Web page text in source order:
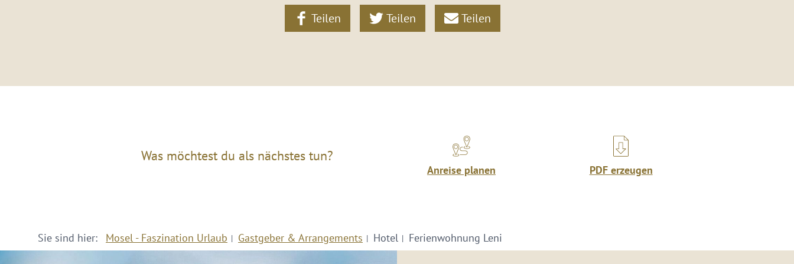
Teilen Teilen Teilen
Was möchtest du als nächstes tun?
Anreise planen PDF erzeugen
Sie sind hier: Mosel - Faszination Urlaub Gastgeber & Arrangements Hotel Ferienwohnung Leni